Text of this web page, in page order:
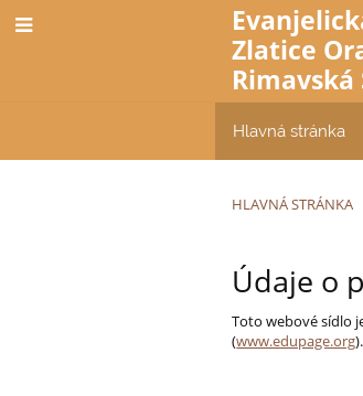
Zlatice
Rimavská
Hlavná stránka
HLAVNÁ STRÁNKA
Údaje
oÚdaje o
Toto webové sídlo
(www.edupage.org